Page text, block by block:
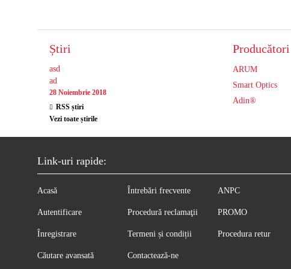
Știri
asd
ad
28 Noiembrie 2018
RSS știri
Vezi toate știrile
Producători
ARUM
Smart Optics
Adin®
Link-uri rapide:
Acasă
Autentificare
Înregistrare
Căutare avansată
Întrebări frecvente
Procedură reclamaţii
Termeni și condiții
Contactează-ne
ANPC
PROMO
Procedura retur